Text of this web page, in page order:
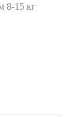
8-15 кг